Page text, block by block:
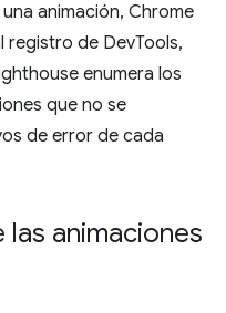
animación, Chrome
registro de DevTools,
enumera los
que no se
de error de cada
animaciones